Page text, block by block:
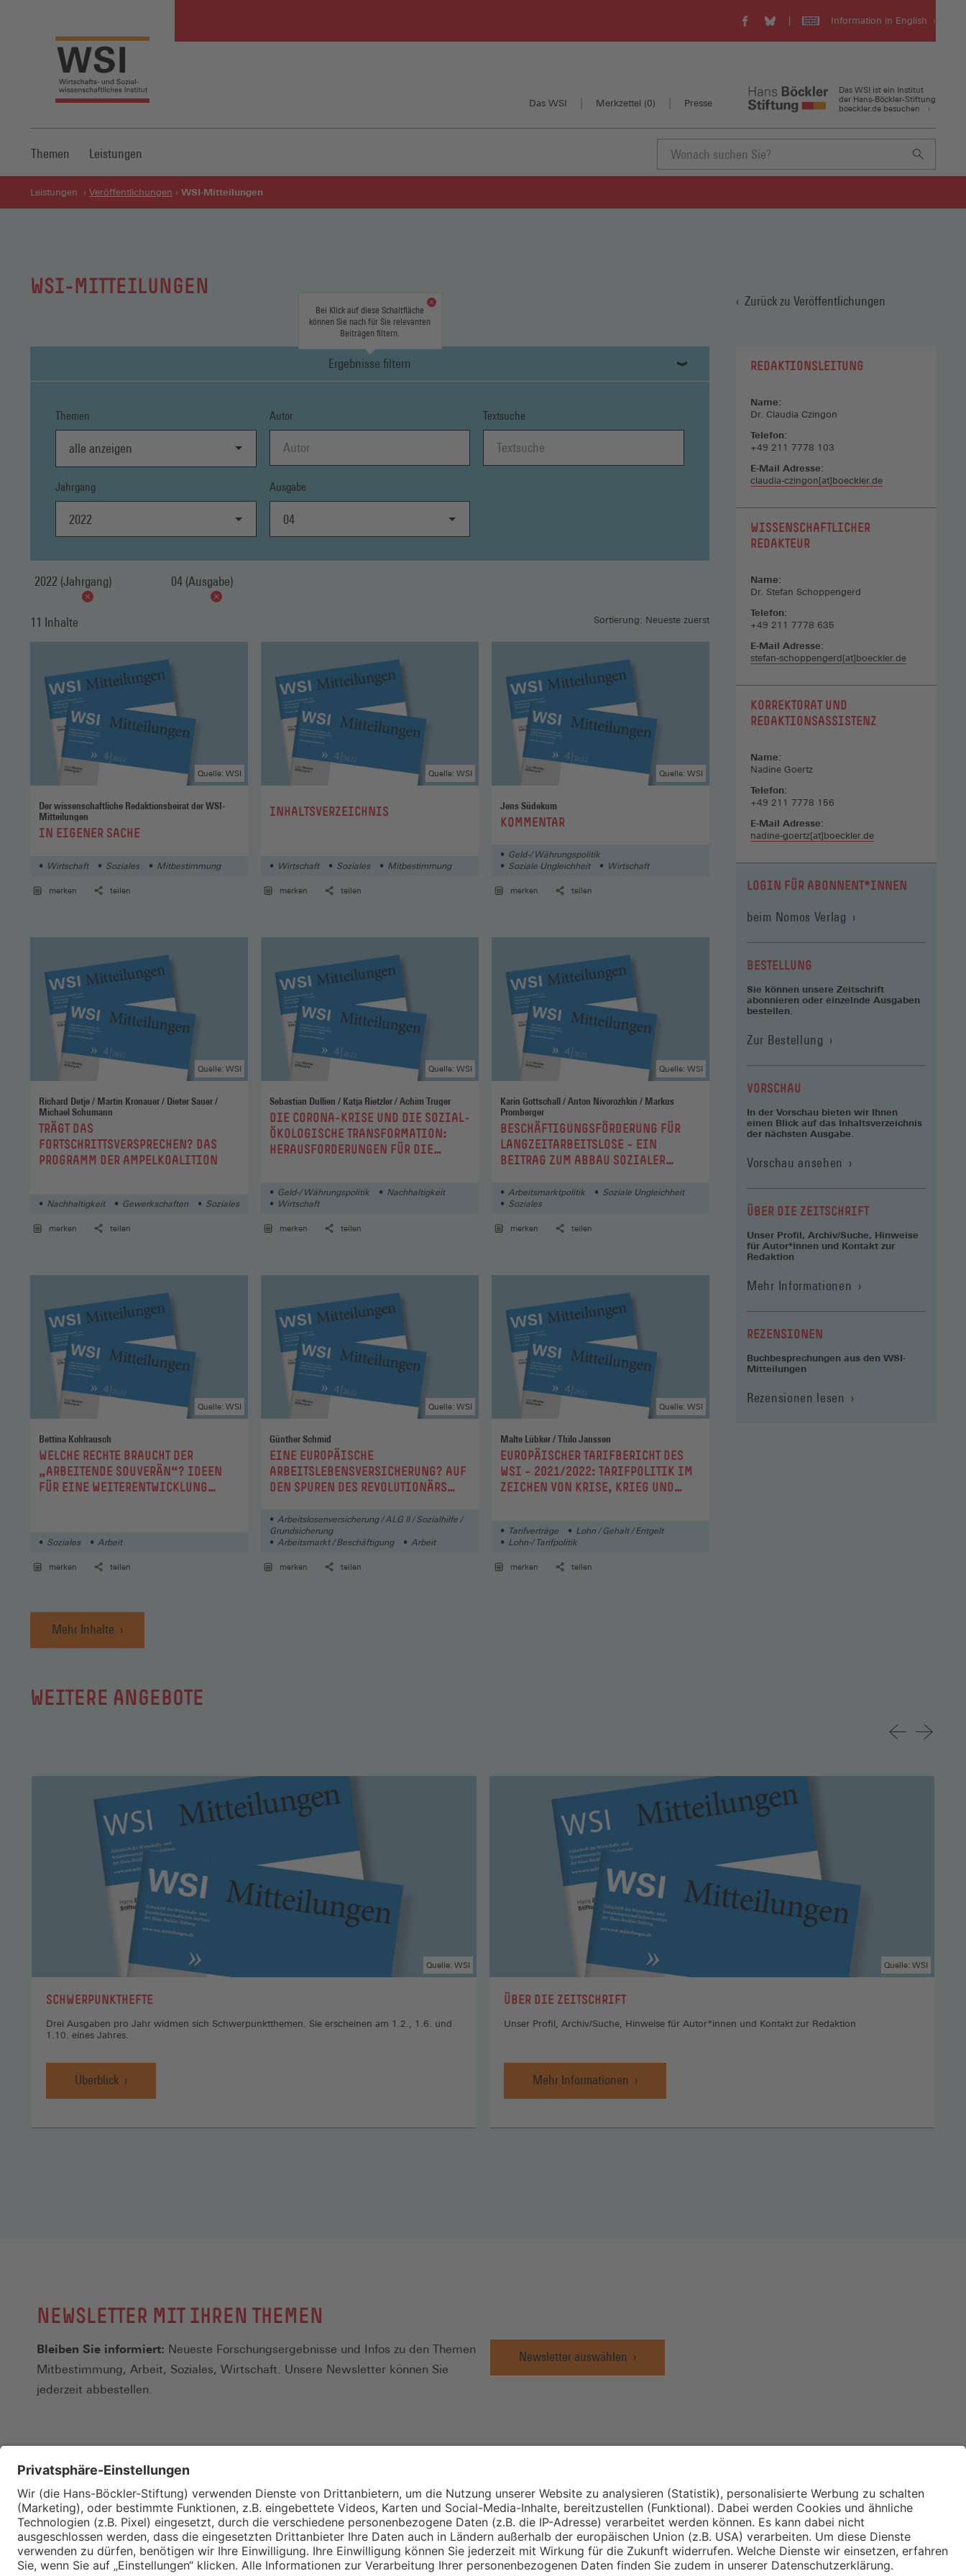
WSI
auf
einem
neuen
Fenster)
WSI
auf
einem
neuen
Fenster)
Information in English
Visit
our
(Öffnet
in
einem
neuen
Fenster)
Das WSI Merkzettel (0) Presse
Das WSI ist ein Institut
der Hans-Böckler-Stiftung
boeckler.de besuchen
Themen Leistungen
Suchbegriff
Leistungen Veröffentlichungen WSI-Mitteilungen
WSI-MITTEILUNGEN
Zurück zu Veröffentlichungen
Ergebnisse filtern
Bei Klick auf diese Schaltfläche
können Sie nach für Sie relevanten
Beiträgen filtern.
Themen
alle anzeigen
Autor Textsuche
Jahrgang
2022
Ausgabe
2022 (Jahrgang) 04 (Ausgabe)
11 Inhalte Sortierung: Neueste zuerst
Der wissenschaftliche Redaktionsbeirat der WSI-
Mitteilungen
:IN EIGENER SACHE
Quelle: WSI
Wirtschaft Soziales Mitbestimmung
merken teilen
:INHALTSVERZEICHNIS
Quelle: WSI
Wirtschaft Soziales Mitbestimmung
merken teilen
Jens Südekum
:KOMMENTAR
Quelle: WSI
Geld-/ Währungspolitik
Soziale Ungleichheit
Wirtschaft
merken teilen
Richard Detje / Martin Kronauer / Dieter Sauer /
Michael Schumann
:
TRÄGT DAS
FORTSCHRITTSVERSPRECHEN? DAS
PROGRAMM DER AMPELKOALITION
Quelle: WSI
Nachhaltigkeit Gewerkschaften Soziales
merken teilen
Sebastian Dullien / Katja Rietzler / Achim Truger
:DIE CORONA-KRISE UND DIE SOZIAL-
ÖKOLOGISCHE TRANSFORMATION:
HERAUSFORDERUNGEN FÜR DIE
Quelle: WSI
Geld-/ Währungspolitik
Nachhaltigkeit
Wirtschaft
merken teilen
Karin Gottschall / Anton Nivorozhkin / Markus
Promberger
:BESCHÄFTIGUNGSFÖRDERUNG FÜR
LANGZEITARBEITSLOSE – EIN
BEITRAG ZUM ABBAU SOZIALER
Quelle: WSI
Arbeitsmarktpolitik
Soziale Ungleichheit
Soziales
merken teilen
Bettina Kohlrausch
:WELCHE RECHTE BRAUCHT DER
„ARBEITENDE SOUVERÄN“? IDEEN
FÜR EINE WEITERENTWICKLUNG
Quelle: WSI
Soziales Arbeit
merken teilen
Günther Schmid
:EINE EUROPÄISCHE
ARBEITSLEBENSVERSICHERUNG? AUF
DEN SPUREN DES REVOLUTIONÄRS
Quelle: WSI
Arbeitslosenversicherung / ALG II / Sozialhilfe /
Grundsicherung
Arbeitsmarkt / Beschäftigung
Arbeit
merken teilen
Malte Lübker / Thilo Janssen
:EUROPÄISCHER TARIFBERICHT DES
WSI – 2021/2022: TARIFPOLITIK IM
ZEICHEN VON KRISE, KRIEG UND
Quelle: WSI
Tarifverträge
Lohn / Gehalt / Entgelt
Lohn-/ Tarifpolitik
merken teilen
Mehr Inhalte
REDAKTIONSLEITUNG
Name:
Dr. Claudia Czingon
Telefon:
+49 211 7778 103
E-Mail Adresse:
claudia-czingon[at]boeckler.de
WISSENSCHAFTLICHER
REDAKTEUR
Name:
Dr. Stefan Schoppengerd
Telefon:
+49 211 7778 635
E-Mail Adresse:
stefan-schoppengerd[at]boeckler.de
KORREKTORAT UND
REDAKTIONSASSISTENZ
Name:
Nadine Goertz
Telefon:
+49 211 7778 156
E-Mail Adresse:
nadine-goertz[at]boeckler.de
LOGIN FÜR ABONNENT*INNEN
beim Nomos Verlag (Öffnet
einem
BESTELLUNG
Sie können unsere Zeitschrift
abonnieren oder einzelnde Ausgaben
bestellen.
Zur Bestellung
VORSCHAU
In der Vorschau bieten wir Ihnen
einen Blick auf das Inhaltsverzeichnis
der nächsten Ausgabe.
Vorschau ansehen
ÜBER DIE ZEITSCHRIFT
Unser Profil, Archiv/Suche, Hinweise
für Autor*innen und Kontakt zur
Redaktion
Mehr Informationen
REZENSIONEN
Buchbesprechungen aus den WSI-
Mitteilungen
Rezensionen lesen
WEITERE ANGEBOTE
:SCHWERPUNKTHEFTE
Drei Ausgaben pro Jahr widmen sich Schwerpunktthemen. Sie erscheinen am 1.2., 1.6. und
1.10. eines Jahres.
Quelle: WSI
Überblick
:ÜBER DIE ZEITSCHRIFT
Unser Profil, Archiv/Suche, Hinweise für Autor*innen und Kontakt zur Redaktion
Quelle: WSI
Mehr Informationen
NEWSLETTER MIT IHREN THEMEN
Bleiben Sie informiert: Neueste Forschungsergebnisse und Infos zu den Themen
Mitbestimmung, Arbeit, Soziales, Wirtschaft. Unsere Newsletter können Sie
jederzeit abbestellen.
Newsletter auswählen
Kontakt
Merkzettel
Impressum
Wirtschafts- und
Sozialwissenschaftliches
Institut
Institut für Makroökonomie
und Konjunkturforschung